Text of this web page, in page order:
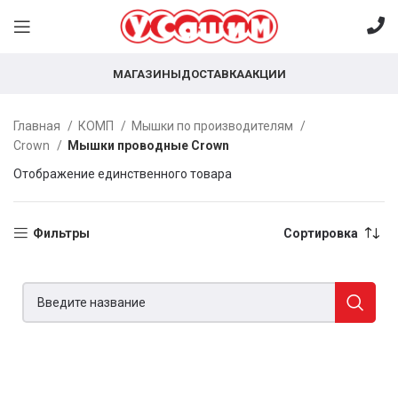
МАГАЗИНЫДОСТАВКААКЦИИ
Главная КОМП
Мышки по производителям
Crown
Мышки проводные Crown
Отображение единственного товара
Фильтры Сортировка